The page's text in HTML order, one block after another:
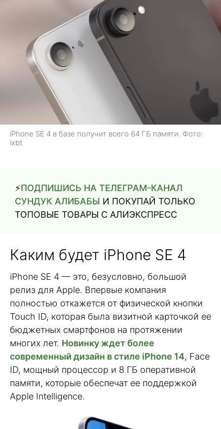
iPhone SE 4 в базе получит всего 64 ГБ памяти. Фото:
ixbt
⚡️ПОДПИШИСЬ НА ТЕЛЕГРАМ-КАНАЛ
СУНДУК АЛИБАБЫ И ПОКУПАЙ ТОЛЬКО
ТОПОВЫЕ ТОВАРЫ С АЛИЭКСПРЕСС
Каким будет iPhone SE 4
iPhone SE 4 — это, безусловно, большой
релиз для Apple. Впервые компания
полностью откажется от физической кнопки
Touch ID, которая была визитной карточкой ее
бюджетных смартфонов на протяжении
многих лет. Новинку ждет более
современный дизайн в стиле iPhone 14, Face
ID, мощный процессор и 8 ГБ оперативной
памяти, которые обеспечат ее поддержкой
Apple Intelligence.